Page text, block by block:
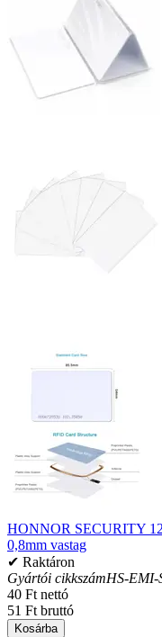
HONNOR SECURITY
0,8mm vastag
✔ Raktáron
Gyártói cikkszámHS-EMI-
40 Ft nettó
51 Ft bruttó
Kosárba